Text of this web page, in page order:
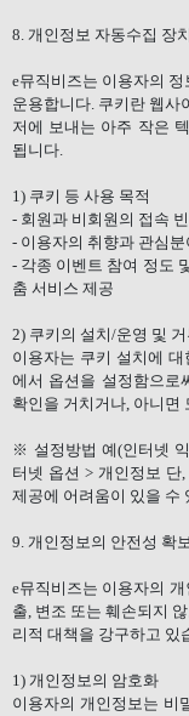
8. 개인정보 자동수집 장
e뮤직비즈는 이용자의
운용합니다. 쿠키란 웹사
저에 보내는 아주 작은
됩니다.
1) 쿠키 등 사용 목적
- 회원과 비회원의 접속
- 이용자의 취향과 관심
- 각종 이벤트 참여 정도
춤 서비스 제공
2) 쿠키의 설치/운영 및 거
이용자는 쿠키 설치에
에서 옵션을 설정함으로
확인을 거치거나, 아니면
※ 설정방법 예(인터넷
터넷 옵션 >개인정보 단,
제공에 어려움이 있을 수
9. 개인정보의 안전성 확
e뮤직비즈는 이용자의
출, 변조 또는 훼손되지
리적 대책을 강구하고 있
1) 개인정보의 암호화
이용자의 개인정보는 비